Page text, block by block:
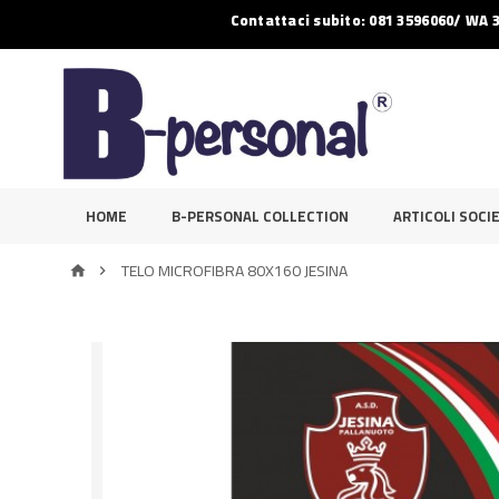
Contattaci subito: 081 3596060/ WA
HOME B-PERSONAL COLLECTION ARTICOLI
  TELO MICROFIBRA 80X160 JESINA